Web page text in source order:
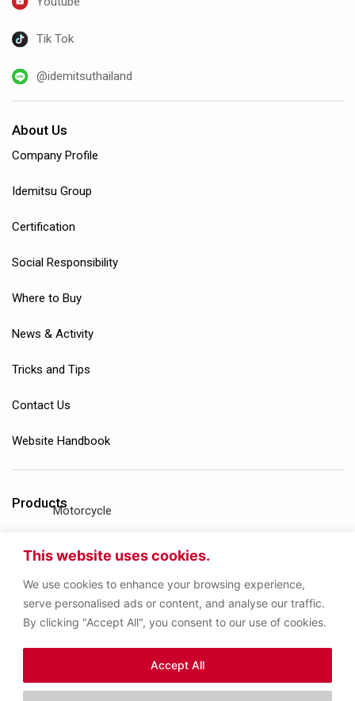
This website uses cookies.
We use cookies to enhance your browsing experience,
serve personalised ads or content, and analyse our traffic.
By clicking "Accept All", you consent to our use of cookies.
Accept All
Tik Tok
@idemitsuthailand
About Us
Company Profile
Idemitsu Group
Certification
Social Responsibility
Where to Buy
News & Activity
Tricks and Tips
Contact Us
Website Handbook
ProductsMotorcycle
Gasoline Engine
Diesel Engine